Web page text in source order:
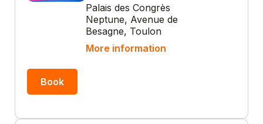
Palais des Congrès
Neptune, Avenue de
Besagne, Toulon
More information
Book